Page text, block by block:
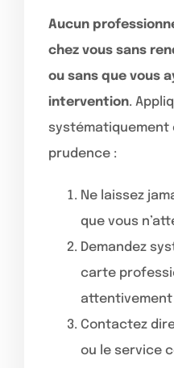
Aucun
chez vous sans
ou sans que vous
intervention.
systématiquement
prudence :
Ne laissez
que vous
Demandez
carte
attentivement
Contactez
ou le service